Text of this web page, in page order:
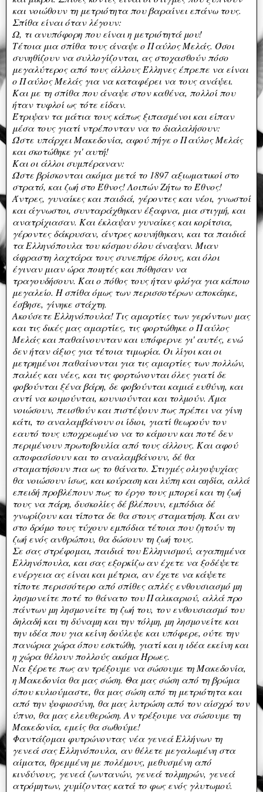
και νοιώθουν τη μετριότητα που βαραίνει επάνω τους.
Σπίθα είναι όταν λέγουν:
Ω, τι ανυπόφορη που είναι η μετριότητά μου!
Τέτοια μια σπίθα τους άναψε ο Παύλος Μελάς. Όσοι
συνηθίζουν να συλλογίζονται, ας στοχασθούν πόσο
μεγαλύτερος από τους άλλους Έλληνες έπρεπε να είναι
ο Παύλος Μελάς για να καταφέρει να τους ανάψει.
Και με τη σπίθα που άναψε στον καθένα, πολλοί που
ήταν τυφλοί ως τότε είδαν.
Έτριψαν τα μάτια τους κάπως ξιπασμένοι και είπαν
μέσα τους γιατί ντρέπονταν να το διαλαλήσουν:
Ώστε υπάρχει Μακεδονία, αφού πήγε ο Παύλος Μελάς
και σκοτώθηκε γι' αυτή!
Και οι άλλοι συμπέραναν:
Ώστε βρίσκονται ακόμα μετά το 1897 αξιωματικοί στο
στρατό, και ζωή στο Έθνος! Λοιπών Ζήτω το Έθνος!
Άντρες, γυναίκες και παιδιά, γέροντες και νέοι, γνωστοί
και άγνωστοι, συνταράχθηκαν έξαφνα, μια στιγμή, και
ανατρίχιασαν. Και έκλαψαν γυναίκες και κορίτσια,
γέροντες δάκρυσαν, άντρες κουνήθηκαν, και τα παιδιά
τα Ελληνόπουλα του κόσμου όλου άναψαν. Μιαν
άφραστη λαχτάρα τους συνεπήρε όλους, και όλοι
έγιναν μιαν ώρα ποιητές και πόθησαν να
τραγουδήσουν. Και ο πόθος τους ήταν φλόγα για κάποιο
μεγαλείο. Η σπίθα όμως των περισσοτέρων αποκάηκε,
έσβησε, γίνηκε στάχτη.
Ακούσετε Ελληνόπουλα! Τις αμαρτίες των γερόντων μας
και τις δικές μας αμαρτίες, τις φορτώθηκε ο Παύλος
Μελάς και παθαίνουνταν και υπόφερνε γι' αυτές, ενώ
δεν ήταν άξιος για τέτοια τιμωρία. Οι λίγοι και οι
μετρημένοι παθαίνονται για τις αμαρτίες των πολλών,
παλιές και νέες, και τις φορτώνονται όλες γιατί δε
φοβούνται ξένα βάρη, δε φοβούνται καμιά ευθύνη, και
αντί να κοιμούνται, κουνιούνται και τολμούν. Άμα
νοιώσουν, πεισθούν και πιστέψουν πως πρέπει να γίνη
κάτι, το αναλαμβάνουν οι ίδιοι, γιατί θεωρούν τον
εαυτό τους υποχρεωμένο να το κάμουν και ποτέ δεν
περιμένουν πρωτοβουλία από τους άλλους. Και αφού
αποφασίσουν και το αναλαμβάνουν, δέ θα
σταματήσουν πια ως το θάνατο. Στιγμές ολιγοψυχίας
θα νοιώσουν ίσως, και κούραση και λύπη και αηδία, αλλά
επειδή προβλέπουν πως το έργο τους μπορεί και τη ζωή
τους να πάρη, δυσκολίες δέ βλέπουν, εμπόδια δέ
γνωρίζουν και τίποτα δε θα στους σταματήση. Και αν
στο δρόμο τους τύχουν εμπόδια τέτοια που ζητούν τη
ζωή ενός ανθρώπου, θα δώσουν τη ζωή τους.
Σε σας στρέφομαι, παιδιά του Ελληνισμού, αγαπημένα
Ελληνόπουλα, και σας εξορκίζω αν έχετε να ξοδέψετε
ενέργεια ας είναι και μέτρια, αν έχετε να κάψετε
τίποτε περισσότερο από σπίθες απλές ενθουσιασμό μη
λησμονείτε ποτέ το θάνατο του Παλικαριού, αλλά προ
πάντων μη λησμονείτε τη ζωή του, τον ενθουσιασμό του
δηλαδή και τη δύναμη και την τόλμη, μη λησμονείτε και
την ιδέα που για κείνη δούλεψε και υπόφερε, ούτε την
πανώρια χώρα όπου εσκτώθη, γιατί και η ιδέα εκείνη και
η χώρα θέλουν πολλούς ακόμα Ήρωες.
Να ξέρετε πως αν τρέξουμε να σώσουμε τη Μακεδονία,
η Μακεδονία θα μας σώση. Θα μας σώση από τη βρώμα
όπου κυλιούμαστε, θα μας σώση από τη μετριότητα και
από την ψοφιοσύνη, θα μας λυτρώση από τον αίσχρό τον
ύπνο, θα μας ελευθερώση. Αν τρέξουμε να σώσουμε τη
Μακεδονία, εμείς θα σωθούμε!
Φαντάζομαι φυτρώνοντας νέα γενεά Ελλήνων τη
γενεά σας Ελληνόπουλα, αν θέλετε μεγαλωμένη στα
αίματα, θρεμμένη με πολέμους, μεθυσμένη από
κινδύνους, γενεά ζωντανών, γενεά τολμηρών, γενεά
ατρόμητων, χυμίζοντας κατά το φως ενός γλυτωμού.